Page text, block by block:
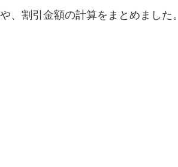
、割引金額の計算をまとめました。